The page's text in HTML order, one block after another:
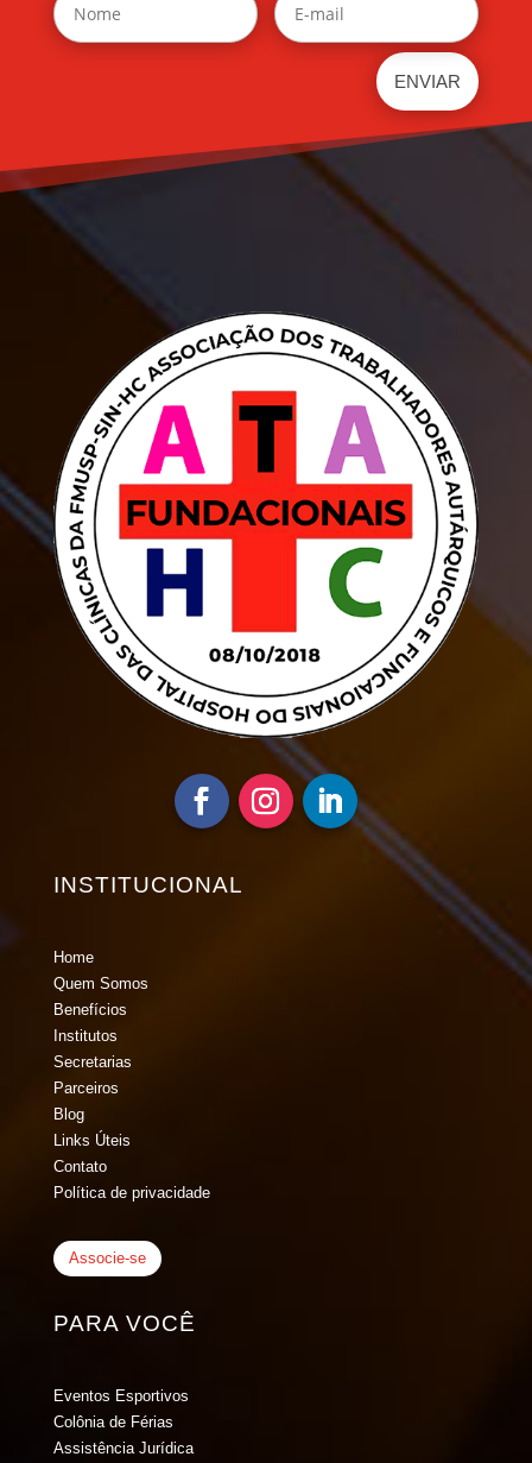
INSTITUCIONAL
Home
Quem Somos
Benefícios
Institutos
Secretarias
Parceiros
Blog
Links Úteis
Contato
Política de privacidade
Associe-se
PARA VOCÊ
Eventos Esportivos
Colônia de Férias
Assistência Jurídica